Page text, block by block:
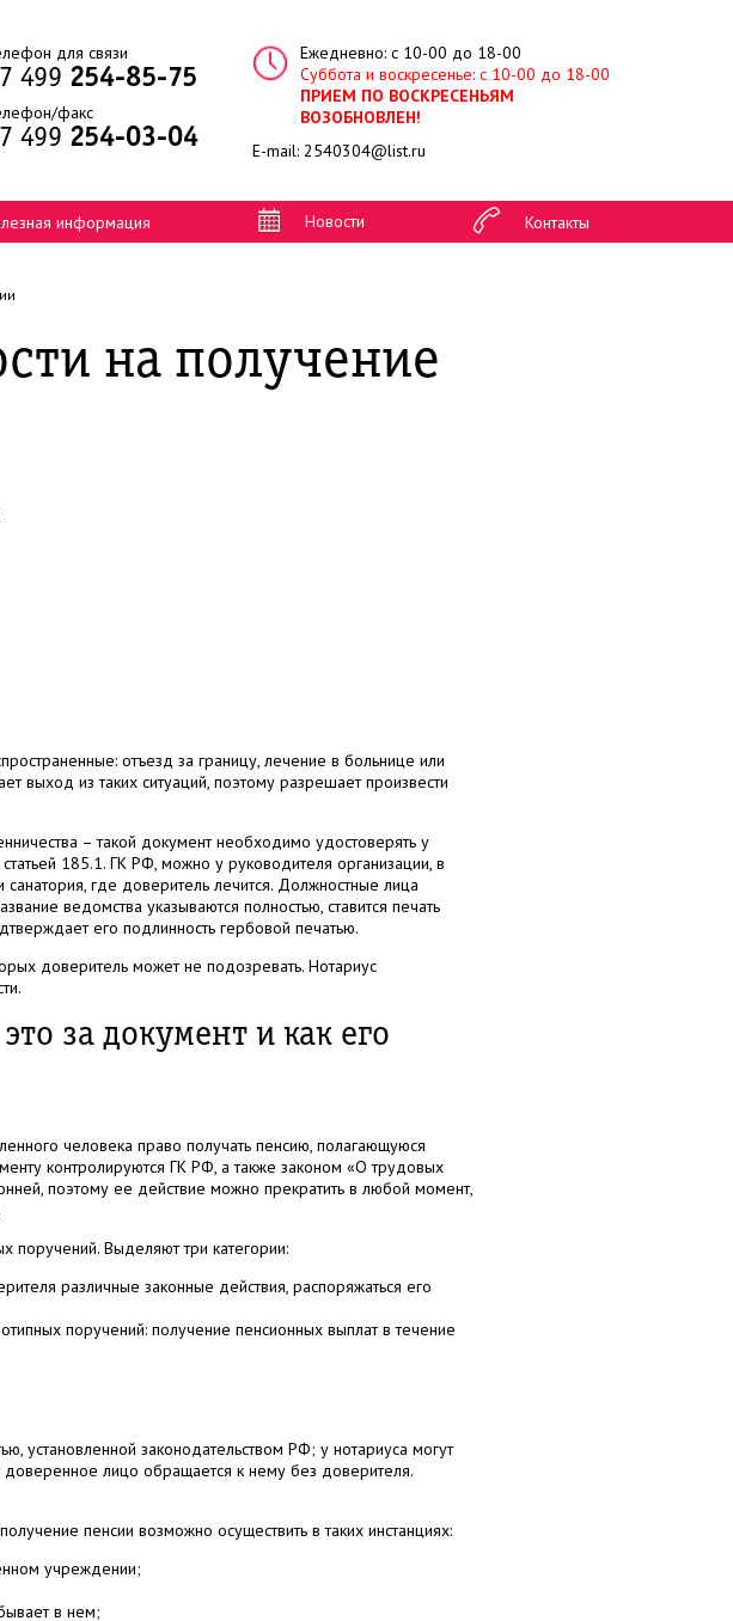
для связи
499 254-85-75
факс
499 254-03-04
Ежедневно: с 10-00 до 18-00
Суббота и воскресенье: с 10-00 до 18-00
ПРИЕМ ПО ВОСКРЕСЕНЬЯМ
ВОЗОБНОВЛЕН!
E-mail: 2540304@list.ru
информация Новости Контакты
на получение
отъезд за границу, лечение в больнице или
выход из таких ситуаций, поэтому разрешает произвести
– такой документ необходимо удостоверять у
статьей 185.1. ГК РФ, можно у руководителя организации, в
где доверитель лечится. Должностные лица
ведомства указываются полностью, ставится печать
его подлинность гербовой печатью.
доверитель может не подозревать. Нотариус
за документ и как его
человека право получать пенсию, полагающуюся
контролируются ГК РФ, а также законом «О трудовых
поэтому ее действие можно прекратить в любой момент,
поручений. Выделяют три категории:
различные законные действия, распоряжаться его
поручений: получение пенсионных выплат в течение
установленной законодательством РФ; у нотариуса могут
доверенное лицо обращается к нему без доверителя.
пенсии возможно осуществить в таких инстанциях:
учреждении;
в нем;